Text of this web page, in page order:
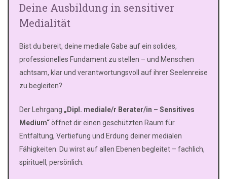
Deine Ausbildung in sensitiver
Medialität
Bist du bereit, deine mediale Gabe auf ein solides,
professionelles Fundament zu stellen – und Menschen
achtsam, klar und verantwortungsvoll auf ihrer Seelenreise
zu begleiten?
Der Lehrgang „Dipl. mediale/r Berater/in – Sensitives
Medium“öffnet dir einen geschützten Raum für
Entfaltung, Vertiefung und Erdung deiner medialen
Fähigkeiten. Du wirst auf allen Ebenen begleitet – fachlich,
spirituell, persönlich.